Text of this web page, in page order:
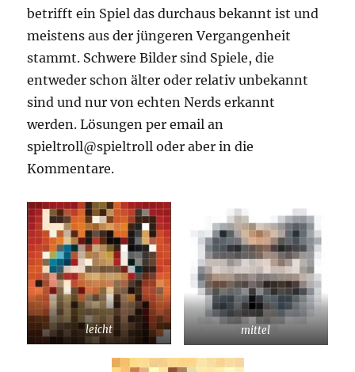
betrifft ein Spiel das durchaus bekannt ist und
meistens aus der jüngeren Vergangenheit
stammt. Schwere Bilder sind Spiele, die
entweder schon älter oder relativ unbekannt
sind und nur von echten Nerds erkannt
werden. Lösungen per email an
spieltroll@spieltroll oder aber in die
Kommentare.
leicht mittel